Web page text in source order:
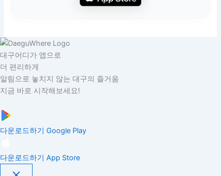
대구어디가 앱으로
더 편리하게
알림으로 놓치지 않는 대구의 즐거움
지금 바로 시작해보세요!
다운로드하기 Google Play
다운로드하기 App Store